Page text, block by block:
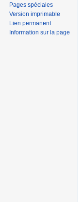
Pages spéciales
Version imprimable
Lien permanent
Information sur la page